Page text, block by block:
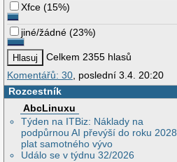
Xfce (15%)
jiné/žádné (23%)
Celkem 2355 hlasů
Komentářů: 30 , poslední 3.4. 20:20
Rozcestník
AbcLinuxu
Týden na ITBiz: Náklady na
podpůrnou AI převýší do roku 2028
plat samotného vývo
Událo se v týdnu 32/2026